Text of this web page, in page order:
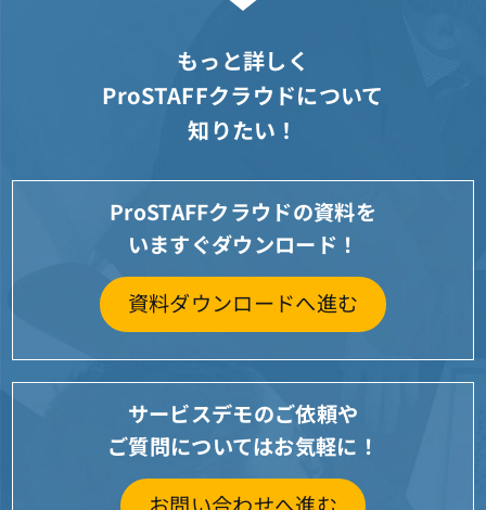
もっと詳しく
ProSTAFFクラウドについて
知りたい！
ProSTAFFクラウドの資料を
いますぐダウンロード！
資料ダウンロードへ進む
サービスデモのご依頼や
ご質問についてはお気軽に！